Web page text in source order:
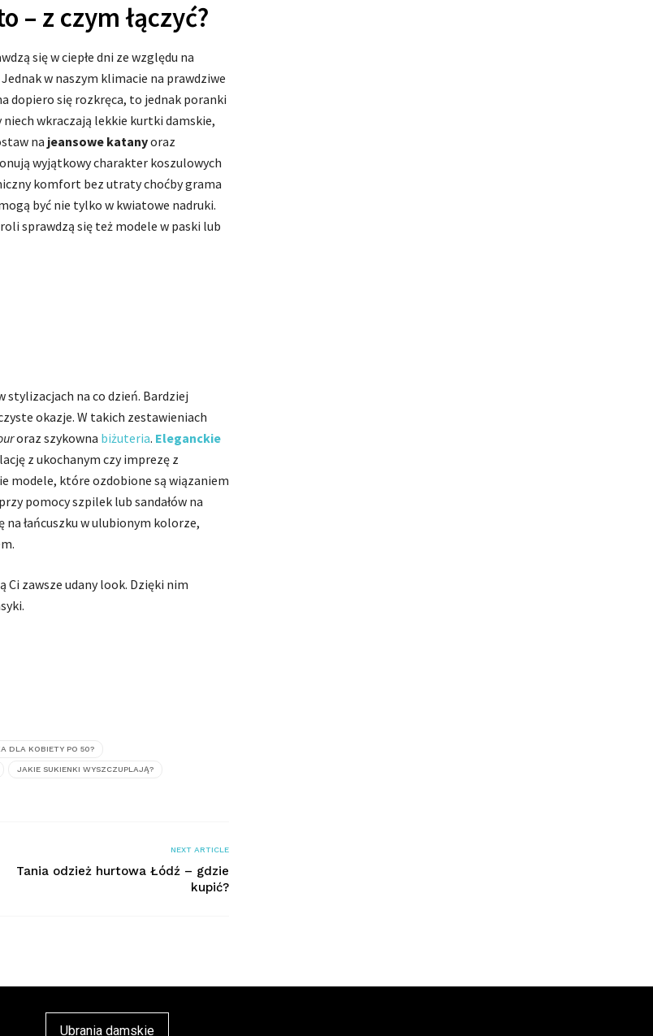
– z czym łączyć?
się w ciepłe dni ze względu na
w naszym klimacie na prawdziwe
dopiero się rozkręca, to jednak poranki
niech wkraczają lekkie kurtki damskie,
na jeansowe katanyoraz
wyjątkowy charakter koszulowych
komfort bez utraty choćby grama
być nie tylko w kwiatowe nadruki.
sprawdzą się też modele w paski lub
stylizacjach na co dzień. Bardziej
okazje. W takich zestawieniach
oraz szykowna biżuteria. Eleganckie
z ukochanym czy imprezę z
modele, które ozdobione są wiązaniem
pomocy szpilek lub sandałów na
łańcuszku w ulubionym kolorze,
zawsze udany look. Dzięki nim
DLA KOBIETY PO 50?
JAKIE SUKIENKI WYSZCZUPLAJĄ?
NEXT ARTICLE
Tania odzież hurtowa Łódź – gdzie
kupić?
Ubrania damskie